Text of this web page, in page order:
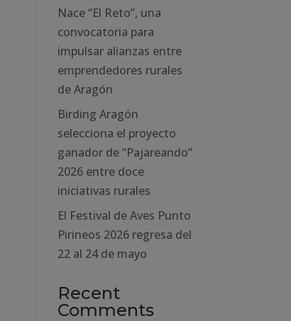
Nace “El Reto”, una
convocatoria para
impulsar alianzas entre
emprendedores rurales
de Aragón
Birding Aragón
selecciona el proyecto
ganador de “Pajareando”
2026 entre doce
iniciativas rurales
El Festival de Aves Punto
Pirineos 2026 regresa del
22 al 24 de mayo
Recent
Comments